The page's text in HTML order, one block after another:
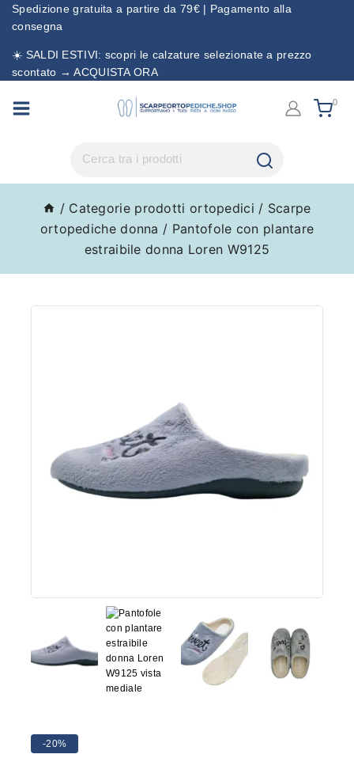
Spedizione gratuita a partire da 79€ | Pagamento alla
consegna
☀️ SALDI ESTIVI: scopri le calzature selezionate a prezzo
scontato → ACQUISTA ORA
0
/ Categorie prodotti ortopedici / Scarpe
ortopediche donna / Pantofole con plantare
estraibile donna Loren W9125
-20%